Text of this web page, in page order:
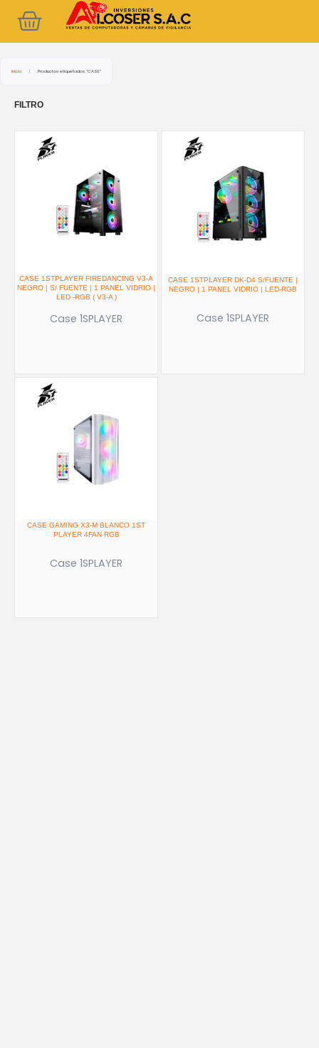
Cart
Inicio / Productos etiquetados “CASE”
FILTRO
CASE 1STPLAYER FIREDANCING V3-A
NEGRO | S/ FUENTE | 1 PANEL VIDRIO |
LED -RGB ( V3-A )
Case 1SPLAYER
CASE 1STPLAYER DK-D4 S/FUENTE |
NEGRO | 1 PANEL VIDRIO | LED-RGB
Case 1SPLAYER
CASE GAMING X3-M BLANCO 1ST
PLAYER 4FAN RGB
Case 1SPLAYER